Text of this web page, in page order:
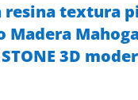
resina textura
Madera
3D